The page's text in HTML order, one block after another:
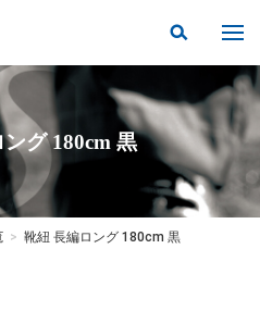
グ 180cm 黒
> 靴紐 長編ロング 180cm 黒